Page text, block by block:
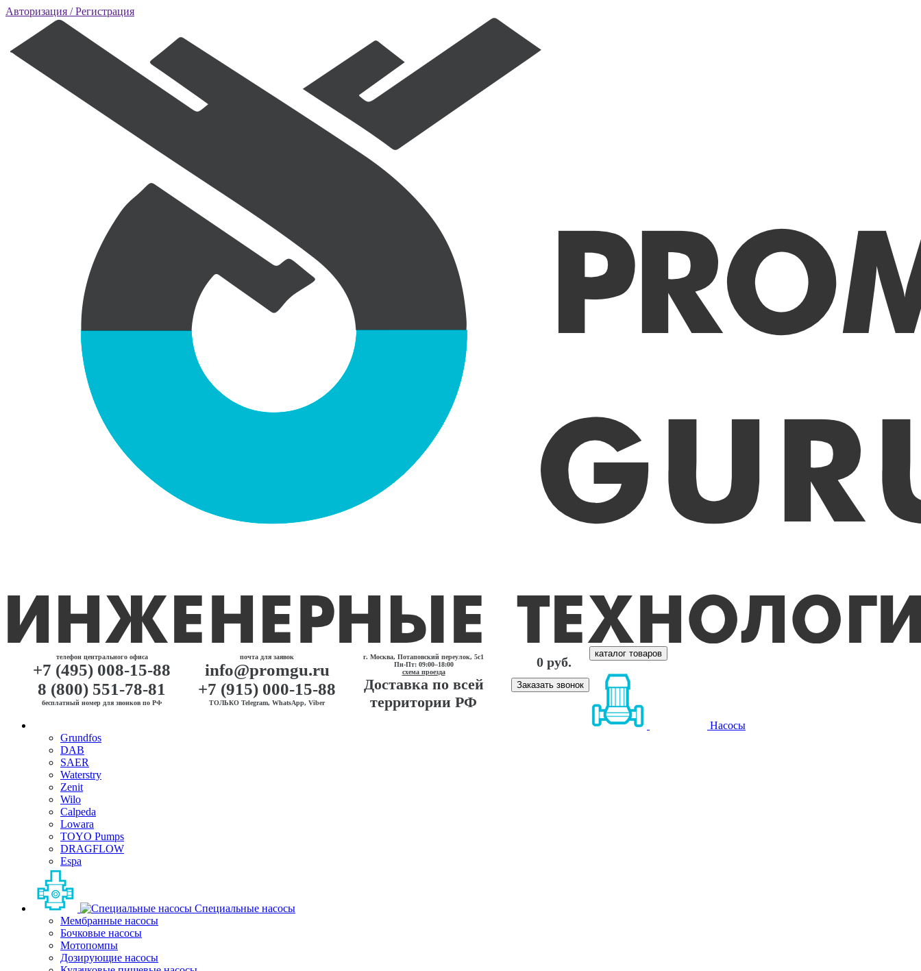
Авторизация / Регистрация
телефон центрального офиса
+7 (495) 008-15-88
8 (800) 551-78-81
бесплатный номер для звонков по РФ
почта для заявок
info@promgu.ru
+7 (915) 000-15-88
ТОЛЬКО Telegram, WhatsApp, Viber
г. Москва, Потаповский переулок, 5с1
Пн-Пт: 09:00–18:00
схема проезда
Доставка по всей
территории РФ
0 руб.
Заказать звонок
каталог товаров
Насосы
Grundfos
DAB
SAER
Waterstry
Zenit
Wilo
Calpeda
Lowara
TOYO Pumps
DRAGFLOW
Espa
Специальные насосы
Мембранные насосы
Бочковые насосы
Мотопомпы
Дозирующие насосы